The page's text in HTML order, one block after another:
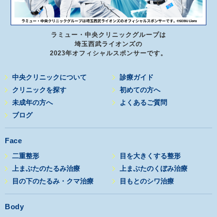
ラミュー・中央クリニックグループは
埼玉西武ライオンズの
2023年オフィシャルスポンサーです。
中央クリニックについて
診療ガイド
クリニックを探す
初めての方へ
未成年の方へ
よくあるご質問
ブログ
Face
二重整形
目を大きくする整形
上まぶたのたるみ治療
上まぶたのくぼみ治療
目の下のたるみ・クマ治療
目もとのシワ治療
Body